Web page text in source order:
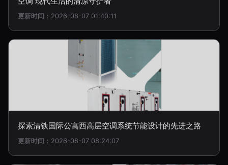
更新时间：2026-08-07 01:40:11
探索清铁国际公寓西高层空调系统节能设计的先进之路
更新时间：2026-08-07 08:24:07